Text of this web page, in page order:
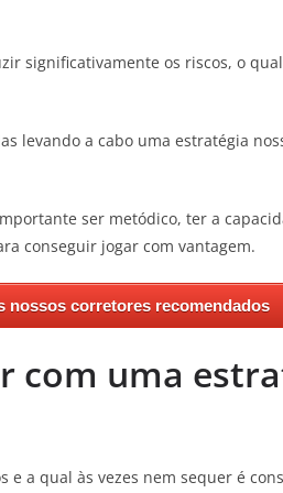
significativamente os riscos, o
levando a cabo uma estratégia
ser metódico, ter a
conseguir jogar com vantagem.
nossos corretores recomendados
com uma
a qual às vezes nem sequer é